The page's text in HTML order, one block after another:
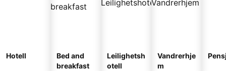
Hotell
Bed and
breakfast
Leilighetsh
otell
Vandrerhje
m